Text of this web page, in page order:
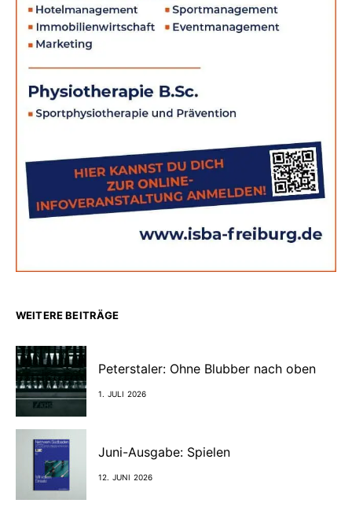
WEITERE BEITRÄGE
Peterstaler: Ohne Blubber nach oben
1. JULI 2026
Juni-Ausgabe: Spielen
12. JUNI 2026